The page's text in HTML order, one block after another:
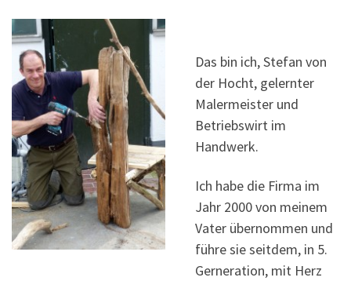
Das bin ich, Stefan von
der Hocht, gelernter
Malermeister und
Betriebswirt im
Handwerk.
Ich habe die Firma im
Jahr 2000 von meinem
Vater übernommen und
führe sie seitdem, in 5.
Gerneration, mit Herz